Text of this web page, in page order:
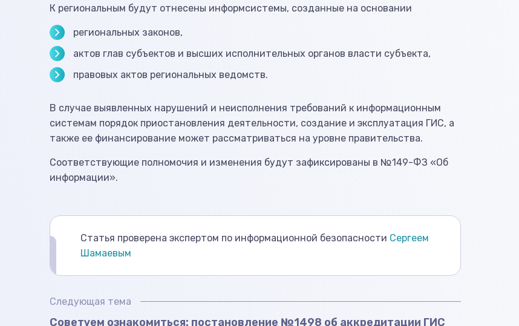
К региональным будут отнесены информсистемы, созданные на основании
региональных законов,
актов глав субъектов и высших исполнительных органов власти субъекта,
правовых актов региональных ведомств.
В случае выявленных нарушений и неисполнения требований к информационным
системам порядок приостановления деятельности, создание и эксплуатация ГИС, а
также ее финансирование может рассматриваться на уровне правительства.
Соответствующие полномочия и изменения будут зафиксированы в №149-ФЗ «Об
информации».
Статья проверена экспертом по информационной безопасности Сергеем
Шамаевым
Следующая тема
Советуем ознакомиться: постановление №1498 об аккредитации ГИС